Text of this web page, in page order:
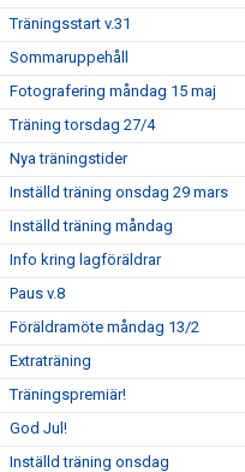
Träningsstart v.31
Sommaruppehåll
Fotografering måndag 15 maj
Träning torsdag 27/4
Nya träningstider
Inställd träning onsdag 29 mars
Inställd träning måndag
Info kring lagföräldrar
Paus v.8
Föräldramöte måndag 13/2
Extraträning
Träningspremiär!
God Jul!
Inställd träning onsdag